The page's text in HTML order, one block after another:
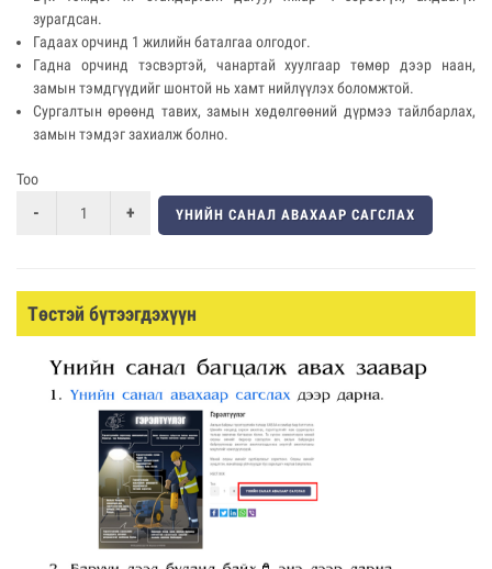
зурагдсан.
Гадаах орчинд 1 жилийн баталгаа олгодог.
Гадна орчинд тэсвэртэй, чанартай хуулгаар төмөр дээр наан,
замын тэмдгүүдийг шонтой нь хамт нийлүүлэх боломжтой.
Сургалтын өрөөнд тавих, замын хөдөлгөөний дүрмээ тайлбарлах,
замын тэмдэг захиалж болно.
Тоо
ҮНИЙН САНАЛ АВАХААР САГСЛАХ
Төстэй бүтээгдэхүүн